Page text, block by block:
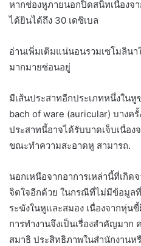
หากช่องหูภายนอกปิดสนิทเนื่องจ
ได้ยินได้ถึง 30 เดซิเบล
อ่านเพิ่มเติมแน่นอนรวมเซโมลิน
มากมายซ่อนอยู่
มีเส้นประสาทอีกประเภทหนึ่งในหู
bach of ware (auricular) บางค
ประสาทนี้อาจได้รับบาดเจ็บเนื่อง
ขณะทำความสะอาดหู สามารถ.
นอกเหนือจากอาการเหล่านี้ที่เกิด
จิตใจอีกด้วย ในกรณีที่ไม่มีข้อมูลที่
ระฆังในหูและสมอง เนื่องจากหุ่น
การทำงานจึงเป็นเรื่องสำคัญมา
สมาธิ ประสิทธิภาพในสำนักงานห